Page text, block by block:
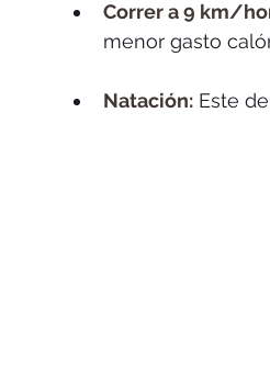
Correr a 9 km/
menor gasto
Natación: Este